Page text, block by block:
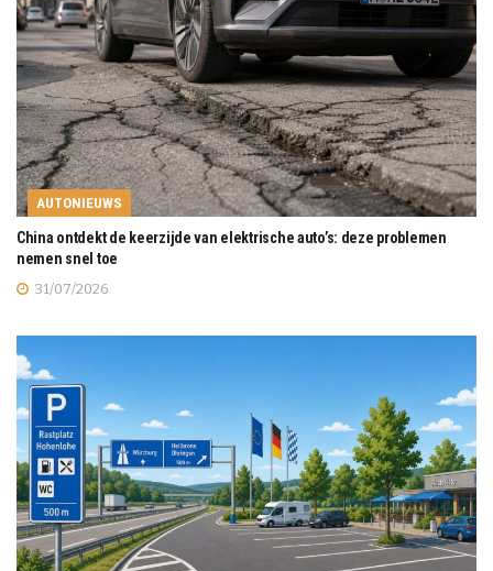
AUTONIEUWS
China ontdekt de keerzijde van elektrische auto’s: deze problemen
nemen snel toe
31/07/2026